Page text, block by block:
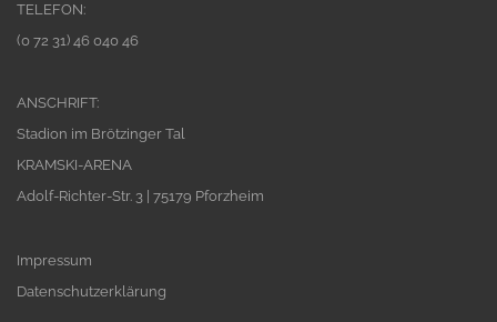
TELEFON:
(0 72 31) 46 040 46
ANSCHRIFT:
Stadion im Brötzinger Tal
KRAMSKI-ARENA
Adolf-Richter-Str. 3 | 75179 Pforzheim
Impressum
Datenschutzerklärung